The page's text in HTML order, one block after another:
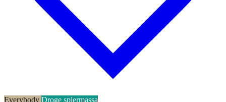
Everybody Droge spiermassa